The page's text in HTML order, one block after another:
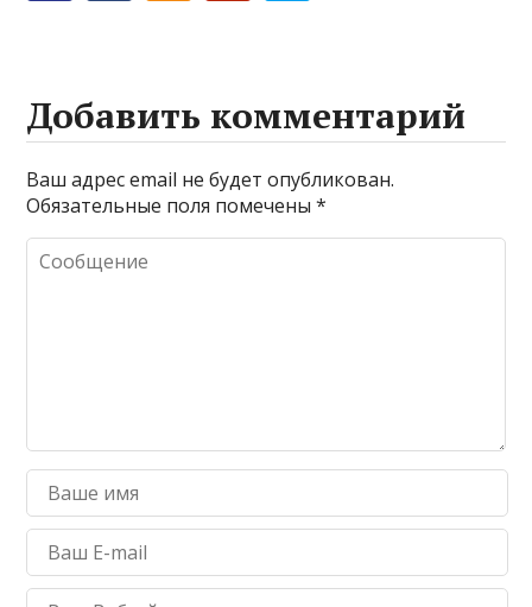
Добавить комментарий
Ваш адрес email не будет опубликован.
Обязательные поля помечены*